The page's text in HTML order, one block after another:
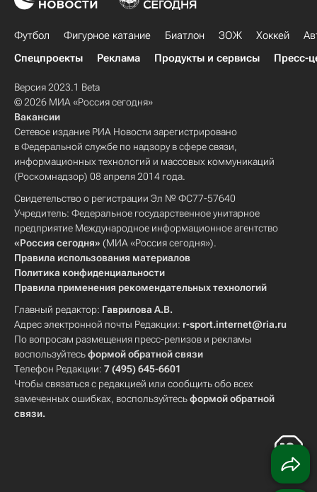
Футбол Фигурное катание Биатлон ЗОЖ Хоккей
Спецпроекты
Реклама Продукты и сервисы Пресс-
Версия 2023.1 Beta
© 2026 МИА «Россия сегодня»
Вакансии
Сетевое издание РИА Новости зарегистрировано
в Федеральной службе по надзору в сфере связи,
информационных технологий и массовых коммуникаций
(Роскомнадзор) 08 апреля 2014 года.
Свидетельство о регистрации Эл № ФС77-57640
Учредитель: Федеральное государственное унитарное
предприятие Международное информационное агентство
«Россия сегодня» (МИА «Россия сегодня»).
Правила использования материалов
Политика конфиденциальности
Правила применения рекомендательных технологий
Главный редактор: Гаврилова А.В.
Адрес электронной почты Редакции: r-sport.internet@ria.ru
По вопросам размещения пресс-релизов и рекламы
воспользуйтесьформой обратной связи
Телефон Редакции: 7 (495) 645-6601
Чтобы связаться с редакцией или сообщить обо всех
замеченных ошибках, воспользуйтесьформой обратной
связи.